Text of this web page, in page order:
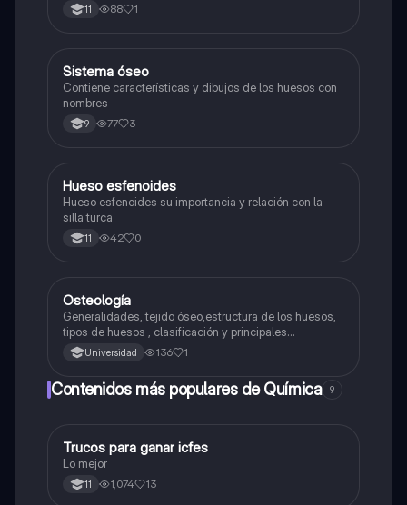
11 88 1
Biologia
Sistema óseo
Contiene características y dibujos de los huesos con
nombres
9 77 3
Biologia
Hueso esfenoides
Hueso esfenoides su importancia y relación con la
silla turca
11 42 0
Biologia
Osteología
Generalidades, tejido óseo,estructura de los huesos,
tipos de huesos , clasificación y principales
accidentes óseos
Universidad 136 1
Contenidos más populares de Química 9
Química
Trucos para ganar icfes
Lo mejor
11 1,074 13